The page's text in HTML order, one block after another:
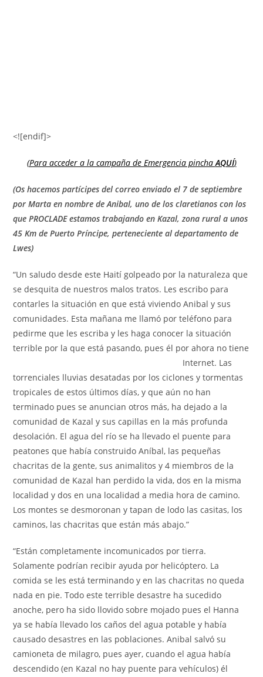
<![endif]>
(Para acceder a la campaña de Emergencia pinchaAQUÍ)
(Os hacemos partícipes del correo enviado el 7 de septiembre
por Marta en nombre de Anibal, uno de los claretianos con los
que PROCLADE estamos trabajando en Kazal, zona rural a unos
45 Km de Puerto Príncipe, perteneciente al departamento de
Lwes)
“Un saludo desde este Haití golpeado por la naturaleza que
se desquita de nuestros malos tratos. Les escribo para
contarles la situación en que está viviendo Anibal y sus
comunidades. Esta mañana me llamó por teléfono para
pedirme que les escriba y les haga conocer la situación
terrible por la que está pasando, pues él por ahora no tiene
Internet. Las
torrenciales lluvias desatadas por los ciclones y tormentas
tropicales de estos últimos días, y que aún no han
terminado pues se anuncian otros más, ha dejado a la
comunidad de Kazal y sus capillas en la más profunda
desolación. El agua del río se ha llevado el puente para
peatones que había construido Aníbal, las pequeñas
chacritas de la gente, sus animalitos y 4 miembros de la
comunidad de Kazal han perdido la vida, dos en la misma
localidad y dos en una localidad a media hora de camino.
Los montes se desmoronan y tapan de lodo las casitas, los
caminos, las chacritas que están más abajo.”
“Están completamente incomunicados por tierra.
Solamente podrían recibir ayuda por helicóptero. La
comida se les está terminando y en las chacritas no queda
nada en pie. Todo este terrible desastre ha sucedido
anoche, pero ha sido llovido sobre mojado pues el Hanna
ya se había llevado los caños del agua potable y había
causado desastres en las poblaciones. Anibal salvó su
camioneta de milagro, pues ayer, cuando el agua había
descendido (en Kazal no hay puente para vehículos) él